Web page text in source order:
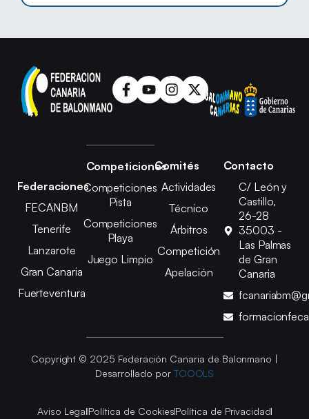
Federaciones
FECANBM
Tenerife
Lanzarote
Gran Canaria
Fuerteventura
Competiciones
Competiciones
Pista
Competiciones
Playa
Juego Limpio
Comités
Actividades
Técnico
Árbitros
Competición
Apelación
Contacto
C/ León y
Castillo,
26-28
35003 -
Las Palmas
de Gran
Canaria
Copyright © 2025 Federación Canaria de Balonmano |
Desarrollado por TOOOLS
Aviso LegalPolítica de CookiesPolítica de Privacidad